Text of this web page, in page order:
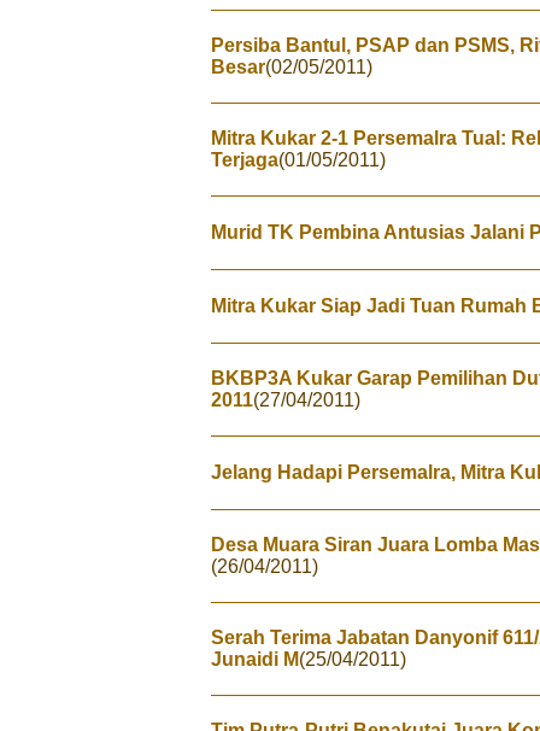
Persiba Bantul, PSAP dan PSMS,
Besar(02/05/2011)
Mitra Kukar 2-1 Persemalra Tual:
Terjaga(01/05/2011)
Murid TK Pembina Antusias Jalani
Mitra Kukar Siap Jadi Tuan Rumah
BKBP3A Kukar Garap Pemilihan
2011(27/04/2011)
Jelang Hadapi Persemalra, Mitra
Desa Muara Siran Juara Lomba
(26/04/2011)
Serah Terima Jabatan Danyonif
Junaidi M(25/04/2011)